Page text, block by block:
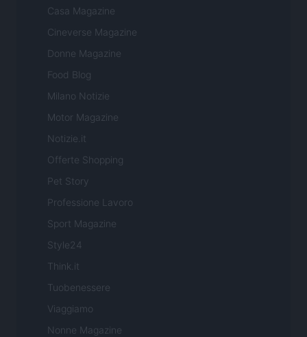
Casa Magazine
Cineverse Magazine
Donne Magazine
Food Blog
Milano Notizie
Motor Magazine
Notizie.it
Offerte Shopping
Pet Story
Professione Lavoro
Sport Magazine
Style24
Think.it
Tuobenessere
Viaggiamo
Nonne Magazine